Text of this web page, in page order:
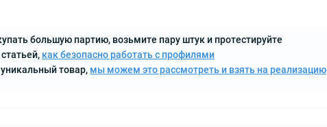
большую партию, возьмите пару штук и протестируйте
как безопасно работать с профилями
товар, мы можем это рассмотреть и взять на реализацию